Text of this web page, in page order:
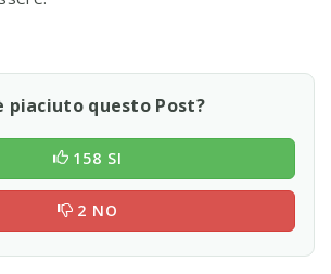
piaciuto questo Post?
158 SI
2 NO